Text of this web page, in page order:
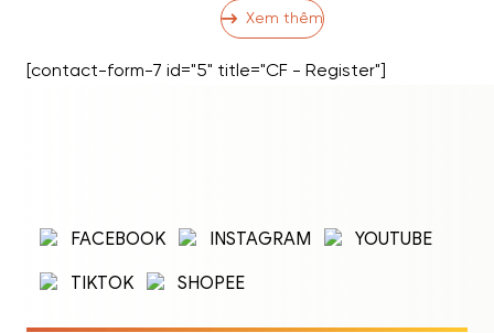
Cách Tăng Vòng 1 Hiệu Quả3.1 Nhóm 1:
Bài Tập Phát Triển Cơ Ngực3.2 Nhóm 2:
Nhóm 3: Thói Quen và Kỹ Thuật […]
Xem thêm
Nhập tên đăng nhập/email và mật khẩu để
[contact-form-7 id="5" title="CF - Register"]
FACEBOOK INSTAGRAM
YOUTUBE
TIKTOK
SHOPEE